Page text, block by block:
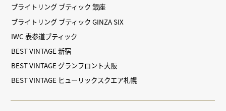
ブライトリング ブティック 銀座
ブライトリング ブティック GINZA SIX
IWC 表参道ブティック
BEST VINTAGE 新宿
BEST VINTAGE グランフロント大阪
BEST VINTAGE ヒューリックスクエア札幌